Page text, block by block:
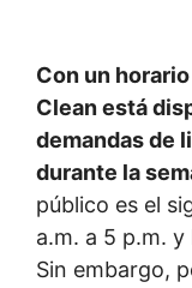
Con un
Clean está
demandas de
durante la
público es el
a.m. a 5 p.m.
Sin embargo,